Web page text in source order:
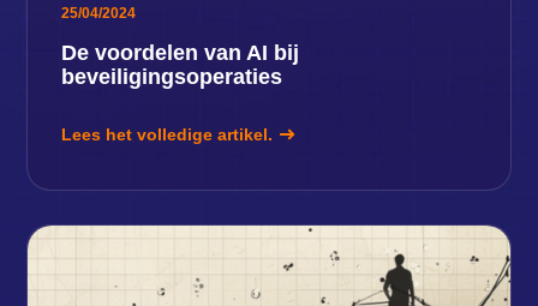
25/04/2024
De voordelen van AI bij
beveiligingsoperaties
Lees het volledige artikel.